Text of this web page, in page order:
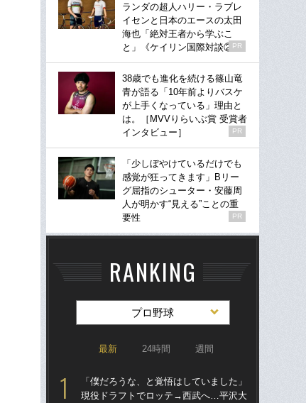
ランダの超人ハリー・ラブレ
イセンと日本のエースの太田
海也「絶対王者から学ぶこ
と」《ケイリン国際対談②》
PR
38歳でも進化を続ける篠山竜
青が語る「10年前よりバスケ
が上手くなっている」理由と
は。［MVVりらいぶ賞 受賞者
インタビュー］
PR
「少しぼやけているだけでも
感覚が狂ってきます」Bリー
グ屈指のシューター・安藤周
人が明かす“見える”ことの重
要性
PR
RANKING
プロ野球
最新 24時間 週間
「僕だろうな、と覚悟はしていました」
現役ドラフトでロッテ→西武へ…平沢大